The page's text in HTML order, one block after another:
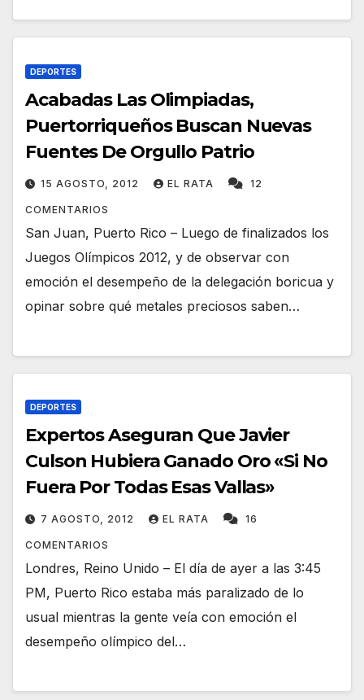
DEPORTES
Acabadas Las Olimpiadas,
Puertorriqueños Buscan Nuevas
Fuentes De Orgullo Patrio
15 AGOSTO, 2012 EL RATA 12
COMENTARIOS
San Juan, Puerto Rico – Luego de finalizados los
Juegos Olímpicos 2012, y de observar con
emoción el desempeño de la delegación boricua y
opinar sobre qué metales preciosos saben…
DEPORTES
Expertos Aseguran Que Javier
Culson Hubiera Ganado Oro «Si No
Fuera Por Todas Esas Vallas»
7 AGOSTO, 2012 EL RATA 16
COMENTARIOS
Londres, Reino Unido – El día de ayer a las 3:45
PM, Puerto Rico estaba más paralizado de lo
usual mientras la gente veía con emoción el
desempeño olímpico del…